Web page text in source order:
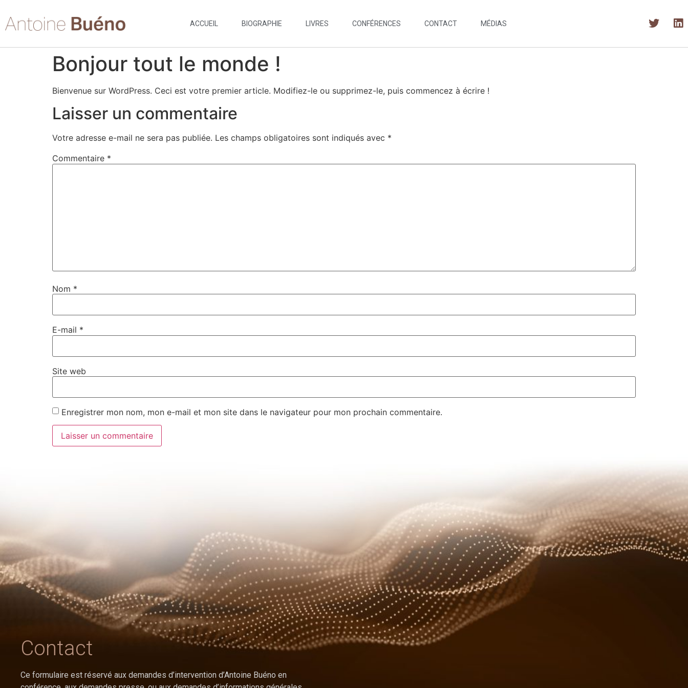
ACCUEIL BIOGRAPHIE LIVRES CONFÉRENCES CONTACT MÉDIAS
Bonjour tout le monde !
Bienvenue sur WordPress. Ceci est votre premier article. Modifiez-le ou supprimez-le, puis commencez à écrire !
Laisser un commentaire
Votre adresse e-mail ne sera pas publiée. Les champs obligatoires sont indiqués avec *
Commentaire *
Nom *
E-mail *
Site web
Enregistrer mon nom, mon e-mail et mon site dans le navigateur pour mon prochain commentaire.
Contact
Ce formulaire est réservé aux demandes d’intervention d’Antoine Buéno en